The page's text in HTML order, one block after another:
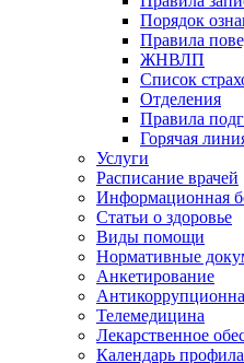
Порядок
Правила
ЖНВЛП
Список
Отделения
Правила
Горячая
Услуги
Расписание врачей
Информационная
Статьи о здоровье
Виды помощи
Нормативные
Анкетирование
Телемедицина
Лекарственное
Календарь